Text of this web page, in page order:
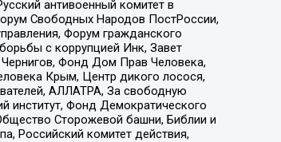
антивоенный комитет в
Свободных Народов ПостРоссии,
Форум гражданского
с коррупцией Инк, Завет
Чернигов, Фонд Дом Прав Человека,
Крым, Центр дикого лосося,
АЛЛАТРА, За свободную
институт, Фонд Демократического
Сторожевой башни, Библии и
Российский комитет действия,